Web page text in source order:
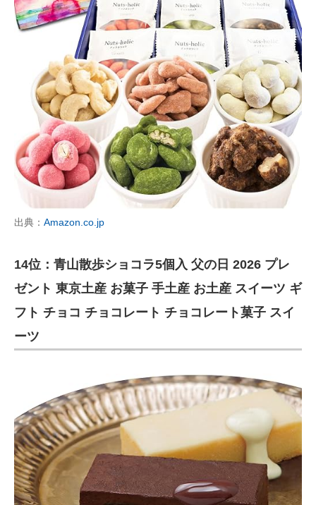
出典： Amazon.co.jp
14位：青山散歩ショコラ5個入 父の日 2026 プレ
ゼント 東京土産 お菓子 手土産 お土産 スイーツ ギ
フト チョコ チョコレート チョコレート菓子 スイ
ーツ